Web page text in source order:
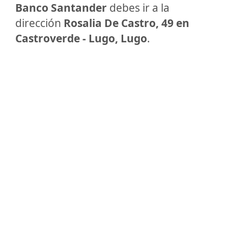
Banco Santander debes ir a la
dirección Rosalia De Castro, 49 en
Castroverde - Lugo, Lugo.